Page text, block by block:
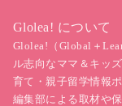
Glolea! について
Glolea!（Global＋
ル志向なママ＆キッ
育て・親子留学情報
編集部による取材や